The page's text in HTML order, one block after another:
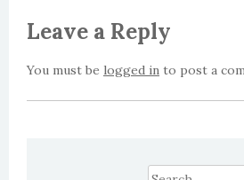
Leave a Reply
You must be logged in to post a
Search for: